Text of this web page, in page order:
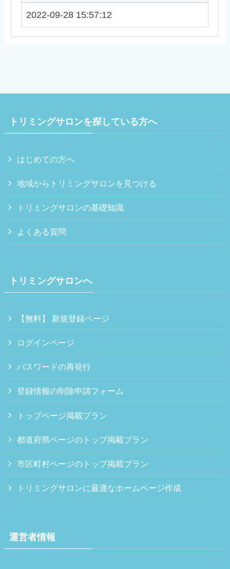
2022-09-28 15:57:12
トリミングサロンを探している方へ
はじめての方へ
地域からトリミングサロンを見つける
トリミングサロンの基礎知識
よくある質問
トリミングサロンへ
【無料】 新規登録ページ
ログインページ
パスワードの再発行
登録情報の削除申請フォーム
トップページ掲載プラン
都道府県ページのトップ掲載プラン
市区町村ページのトップ掲載プラン
トリミングサロンに最適なホームページ作成
運営者情報